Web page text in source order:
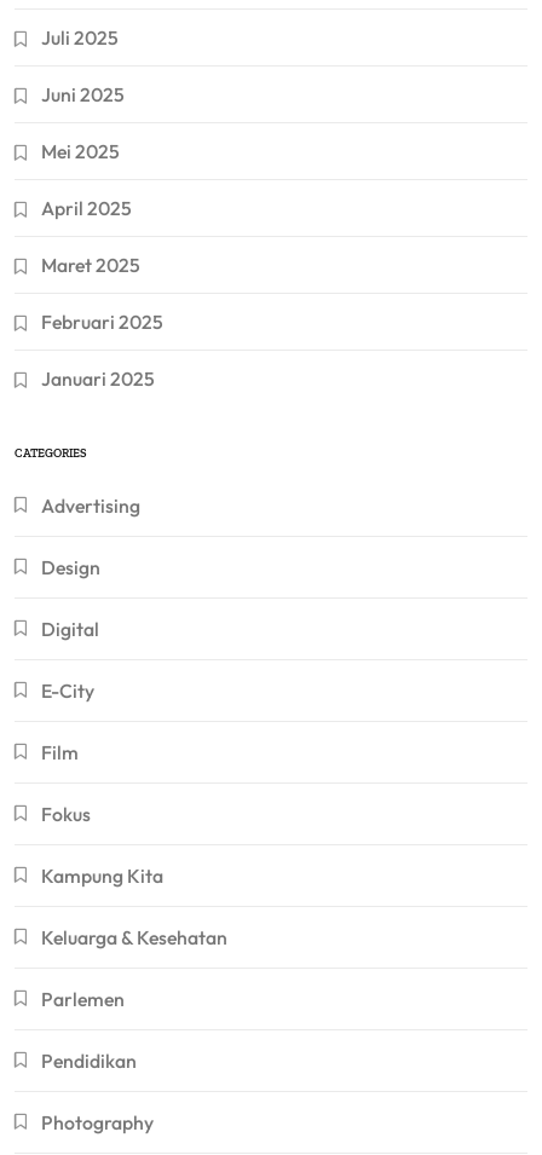
Juli 2025
Juni 2025
Mei 2025
April 2025
Maret 2025
Februari 2025
Januari 2025
CATEGORIES
Advertising
Design
Digital
E-City
Film
Fokus
Kampung Kita
Keluarga & Kesehatan
Parlemen
Pendidikan
Photography